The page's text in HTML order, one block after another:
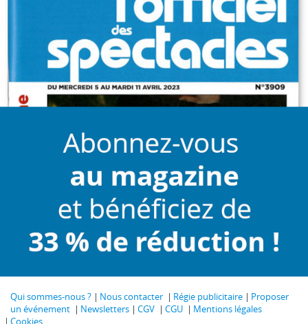
Qui sommes-nous ? Nous contacter Régie publicitaire
Proposer
un événement
Newsletters CGV CGU
Mentions légales
Cookies